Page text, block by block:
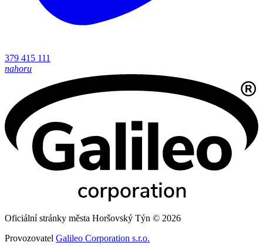
379 415 111
nahoru
Oficiální stránky města Horšovský Týn © 2026
Provozovatel Galileo Corporation s.r.o.